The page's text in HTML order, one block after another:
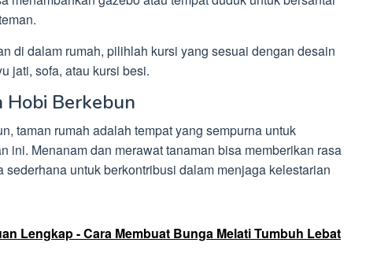
di dalam rumah, pilihlah kursi yang sesuai dengan desain
jati, sofa, atau kursi besi.
Hobi Berkebun
taman rumah adalah tempat yang sempurna untuk
ini. Menanam dan merawat tanaman bisa memberikan rasa
sederhana untuk berkontribusi dalam menjaga kelestarian
Lengkap - Cara Membuat Bunga Melati Tumbuh Lebat